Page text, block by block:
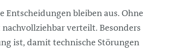
bleiben aus. Ohne
verteilt. Besonders
ist, damit technische Störungen